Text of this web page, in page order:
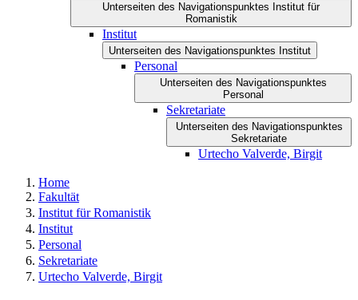
Unterseiten des Navigationspunktes Institut für
Romanistik
Institut
Unterseiten des Navigationspunktes Institut
Personal
Unterseiten des Navigationspunktes
Personal
Sekretariate
Unterseiten des Navigationspunktes
Sekretariate
Urtecho Valverde, Birgit
Home
Fakultät
Institut für Romanistik
Institut
Personal
Sekretariate
Urtecho Valverde, Birgit